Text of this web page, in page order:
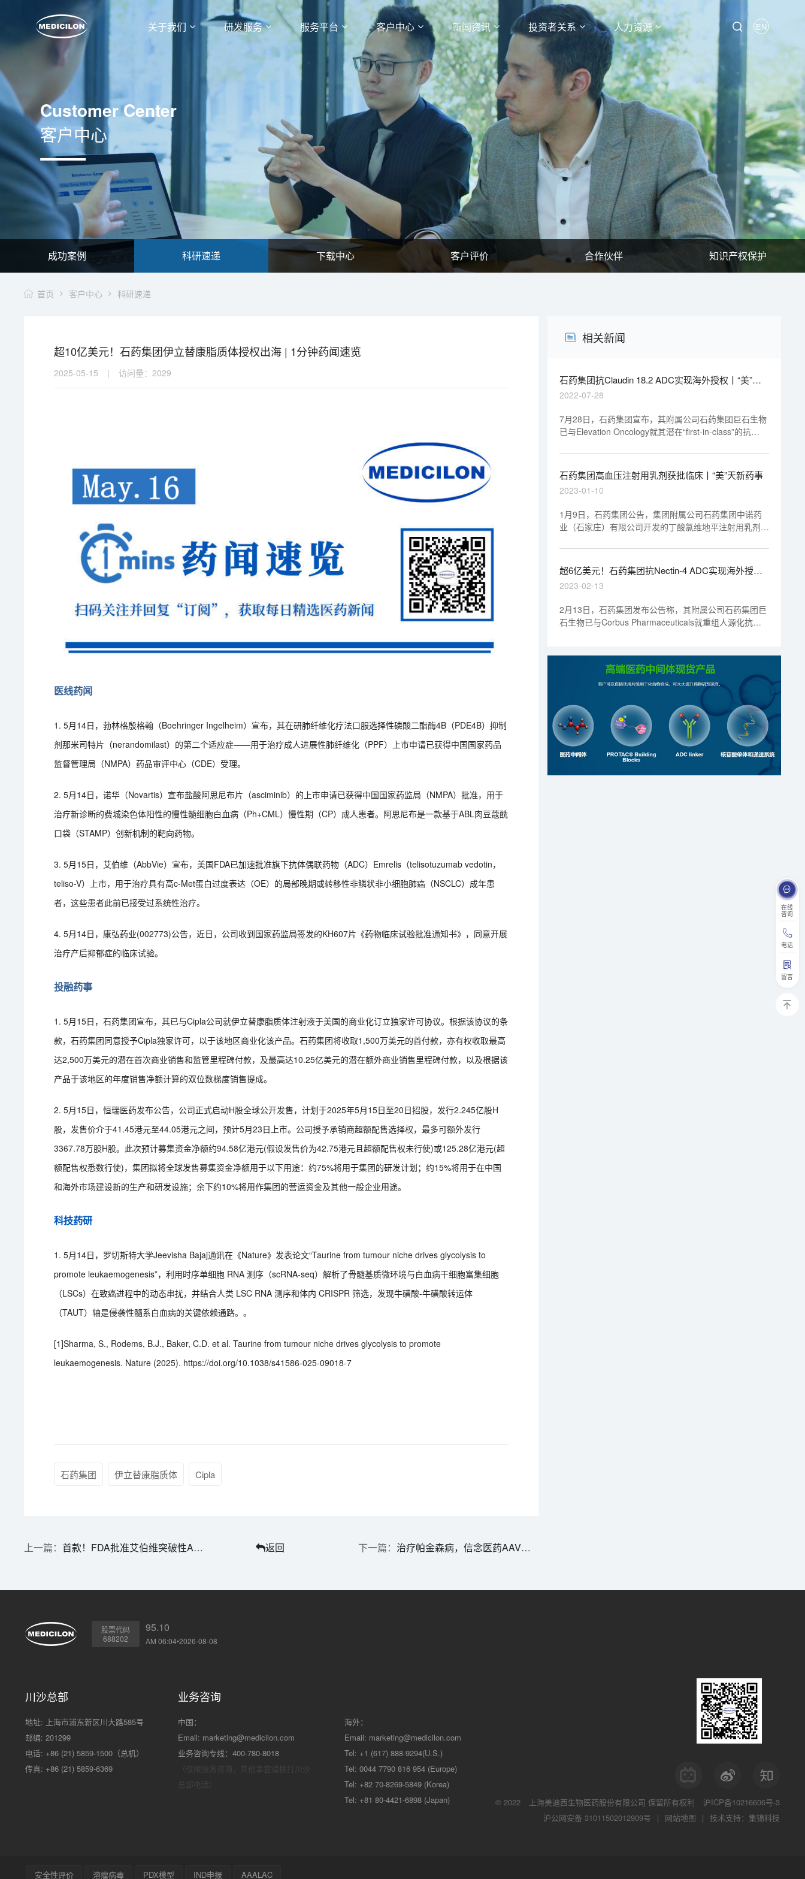
关于我们 研发服务 服务平台 客户中心 新闻资讯 投资者关系 人力资源 EN
在线
咨询
电话
留言
Customer Center
客户中心
成功案例 科研速递 下载中心 客户评价 合作伙伴 知识产权保护
首页 客户中心 科研速递
超10亿美元！石药集团伊立替康脂质体授权出海 | 1分钟药闻速览
2025-05-15 | 访问量：2029
医线药闻
1. 5月14日，勃林格殷格翰（Boehringer Ingelheim）宣布，其在研肺纤维化疗法口服选择性磷酸二酯酶4B（PDE4B）抑制
剂那米司特片（nerandomilast）的第二个适应症——用于治疗成人进展性肺纤维化（PPF）上市申请已获得中国国家药品
监督管理局（NMPA）药品审评中心（CDE）受理。
2. 5月14日，诺华（Novartis）宣布盐酸阿思尼布片（asciminib）的上市申请已获得中国国家药监局（NMPA）批准，用于
治疗新诊断的费城染色体阳性的慢性髓细胞白血病（Ph+CML）慢性期（CP）成人患者。阿思尼布是一款基于ABL肉豆蔻酰
口袋（STAMP）创新机制的靶向药物。
3. 5月15日，艾伯维（AbbVie）宣布，美国FDA已加速批准旗下抗体偶联药物（ADC）Emrelis（telisotuzumab vedotin，
teliso-V）上市，用于治疗具有高c-Met蛋白过度表达（OE）的局部晚期或转移性非鳞状非小细胞肺癌（NSCLC）成年患
者，这些患者此前已接受过系统性治疗。
4. 5月14日，康弘药业(002773)公告，近日，公司收到国家药监局签发的KH607片《药物临床试验批准通知书》，同意开展
治疗产后抑郁症的临床试验。
投融药事
1. 5月15日，石药集团宣布，其已与Cipla公司就伊立替康脂质体注射液于美国的商业化订立独家许可协议。根据该协议的条
款，石药集团同意授予Cipla独家许可，以于该地区商业化该产品。石药集团将收取1,500万美元的首付款，亦有权收取最高
达2,500万美元的潜在首次商业销售和监管里程碑付款，及最高达10.25亿美元的潜在额外商业销售里程碑付款，以及根据该
产品于该地区的年度销售净额计算的双位数梯度销售提成。
2. 5月15日，恒瑞医药发布公告，公司正式启动H股全球公开发售，计划于2025年5月15日至20日招股，发行2.245亿股H
股，发售价介于41.45港元至44.05港元之间，预计5月23日上市。公司授予承销商超额配售选择权，最多可额外发行
3367.78万股H股。此次预计募集资金净额约94.58亿港元(假设发售价为42.75港元且超额配售权未行使)或125.28亿港元(超
额配售权悉数行使)，集团拟将全球发售募集资金净额用于以下用途：约75%将用于集团的研发计划；约15%将用于在中国
和海外市场建设新的生产和研发设施；余下约10%将用作集团的营运资金及其他一般企业用途。
科技药研
1. 5月14日，罗切斯特大学Jeevisha Bajaj通讯在《Nature》发表论文“Taurine from tumour niche drives glycolysis to
promote leukaemogenesis”，利用时序单细胞 RNA 测序（scRNA-seq）解析了骨髓基质微环境与白血病干细胞富集细胞
（LSCs）在致癌进程中的动态串扰，并结合人类 LSC RNA 测序和体内 CRISPR 筛选，发现牛磺酸-牛磺酸转运体
（TAUT）轴是侵袭性髓系白血病的关键依赖通路。。
[1]Sharma, S., Rodems, B.J., Baker, C.D. et al. Taurine from tumour niche drives glycolysis to promote
leukaemogenesis. Nature (2025). https://doi.org/10.1038/s41586-025-09018-7
石药集团 伊立替康脂质体 Cipla
首款！FDA批准艾伯维突破性ADC疗法 | 1分钟药闻速览 返回 治疗帕金森病，信念医药AAV基因疗法获批临床 | 1分钟药闻速览
相关新闻
石药集团抗Claudin 18.2 ADC实现海外授权丨“美”天
新药事
2022-07-28
7月28日，石药集团宣布，其附属公司石药集团巨石生物
已与Elevation Oncology就其潜在“first-in-class”的抗
地区（包括中国大陆、香港、澳门及台湾地区）以外地区
的开发及商业化订立独家授权协议。
石药集团高血压注射用乳剂获批临床丨“美”天新药事
2023-01-10
1月9日，石药集团公告，集团附属公司石药集团中诺药
业（石家庄）有限公司开发的丁酸氯维地平注射用乳剂已
国开展临床试验。丁酸氯维地平是一种二氢吡啶类钙通道
阻滞剂，适用于在口服降压药不适用或无法取得满意疗效
的情况下治疗高血压。
超6亿美元！石药集团抗Nectin-4 ADC实现海外授权
丨“美”天新药事
2023-02-13
2月13日，石药集团发布公告称，其附属公司石药集团巨
石生物已与Corbus Pharmaceuticals就重组人源化抗
股票代码
688202
95.10
AM 06:04•2026-08-08
川沙总部
地址: 上海市浦东新区川大路585号
邮编: 201299
电话: +86 (21) 5859-1500（总机）
传真: +86 (21) 5859-6369
业务咨询
中国：
Email: marketing@medicilon.com
业务咨询专线：400-780-8018
海外：
Email: marketing@medicilon.com
Tel: +1 (617) 888-9294(U.S.)
Tel: 0044 7790 816 954 (Europe)
Tel: +82 70-8269-5849 (Korea)
Tel: +81 80-4421-6898 (Japan)
© 2022 上海美迪西生物医药股份有限公司 保留所有权利
沪ICP备10216606号-3
沪公网安备 31011502012909号
| 网站地图 | 技术支持：集锦科技
安全性评价 溶瘤病毒 PDX模型 IND申报 AAALAC